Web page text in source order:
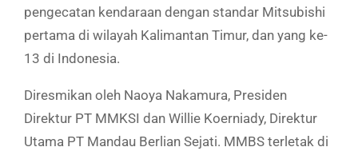
pengecatan kendaraan dengan standar Mitsubishi
pertama di wilayah Kalimantan Timur, dan yang ke-
13 di Indonesia.
Diresmikan oleh Naoya Nakamura, Presiden
Direktur PT MMKSI dan Willie Koerniady, Direktur
Utama PT Mandau Berlian Sejati. MMBS terletak di